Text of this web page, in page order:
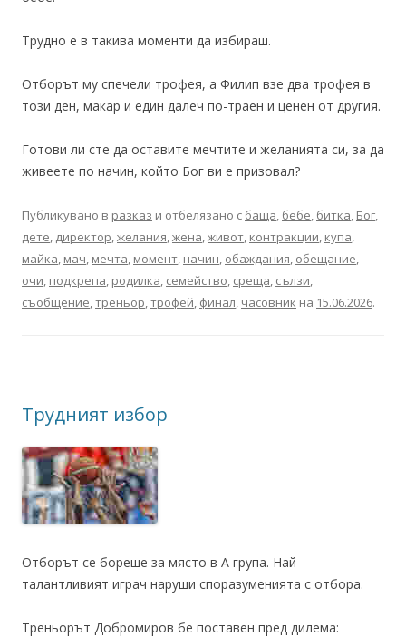
Трудно е в такива моменти да избираш.
Отборът му спечели трофея, а Филип взе два трофея в
този ден, макар и един далеч по-траен и ценен от другия.
Готови ли сте да оставите мечтите и желанията си, за да
живеете по начин, който Бог ви е призовал?
Публикувано в разказ и отбелязано с баща, бебе, битка, Бог,
дете, директор,желания,жена,живот, контракции, купа,
майка, мач, мечта, момент, начин, обаждания, обещание,
очи, подкрепа, родилка, семейство, среща, сълзи,
съобщение,треньор,трофей, финал, часовник на 15.06.2026.
Трудният избор
Отборът се бореше за място в А група. Най-
талантливият играч наруши споразуменията с отбора.
Треньорът Добромиров бе поставен пред дилема: